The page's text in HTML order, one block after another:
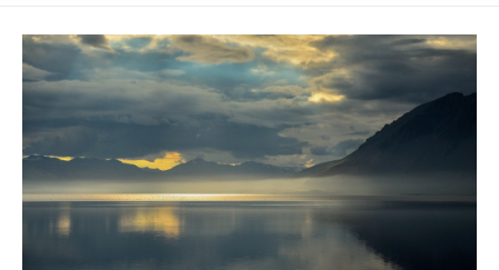
Boek te koop
blog
publicaties
ervaringen